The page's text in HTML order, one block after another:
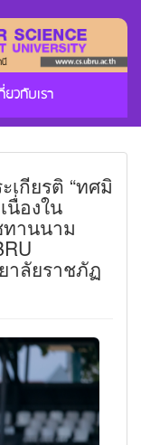
ยวกับเรา
ารสาร Cs
กียรติ “ทศมิ
นื่องใน
ทานนาม
าลัยราชภัฏ